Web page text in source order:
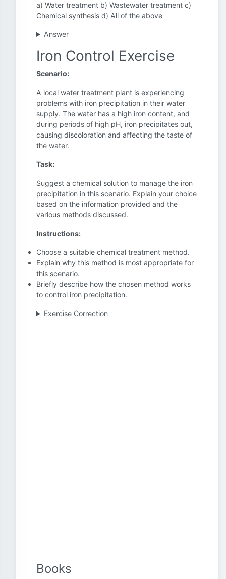
a) Water treatment b) Wastewater treatment c)
Chemical synthesis d) All of the above
Answer
Iron Control Exercise
Scenario:
A local water treatment plant is experiencing
problems with iron precipitation in their water
supply. The water has a high iron content, and
during periods of high pH, iron precipitates out,
causing discoloration and affecting the taste of
the water.
Task:
Suggest a chemical solution to manage the iron
precipitation in this scenario. Explain your choice
based on the information provided and the
various methods discussed.
Instructions:
Choose a suitable chemical treatment method.
Explain why this method is most appropriate for
this scenario.
Briefly describe how the chosen method works
to control iron precipitation.
Exercise Correction
Books